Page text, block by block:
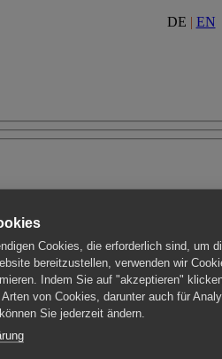
DE | EN
Cookies, die erforderlich sind, um
bereitzustellen, verwenden wir
Indem Sie auf "akzeptieren"
Arten von Cookies, darunter auch für
Sie jederzeit ändern.